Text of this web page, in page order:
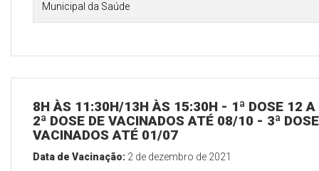
Municipal da Saúde
8H ÀS 11:30H/13H ÀS 15:30H - 1ª DOSE 12
2ª DOSE DE VACINADOS ATÉ 08/10 - 3ª
VACINADOS ATÉ 01/07
Data de Vacinação: 2 de dezembro de 2021